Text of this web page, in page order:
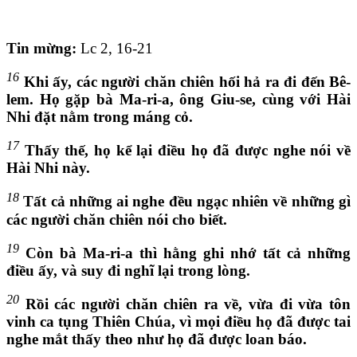
Tin mừng: Lc 2, 16-21
16 Khi ấy, các người chăn chiên hối hả ra đi đến Bê-
lem. Họ gặp bà Ma-ri-a, ông Giu-se, cùng với Hài
Nhi đặt nằm trong máng cỏ.
17 Thấy thế, họ kể lại điều họ đã được nghe nói về
Hài Nhi này.
18 Tất cả những ai nghe đều ngạc nhiên về những gì
các người chăn chiên nói cho biết.
19 Còn bà Ma-ri-a thì hằng ghi nhớ tất cả những
điều ấy, và suy đi nghĩ lại trong lòng.
20 Rồi các người chăn chiên ra về, vừa đi vừa tôn
vinh ca tụng Thiên Chúa, vì mọi điều họ đã được tai
nghe mắt thấy theo như họ đã được loan báo.